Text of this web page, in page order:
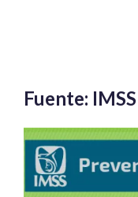
Fuente: IMSS